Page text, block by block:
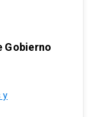
Gobierno
y